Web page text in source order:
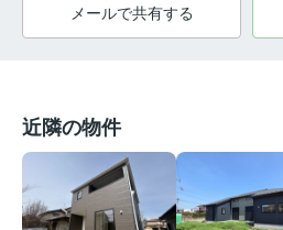
メールで共有する
近隣の物件